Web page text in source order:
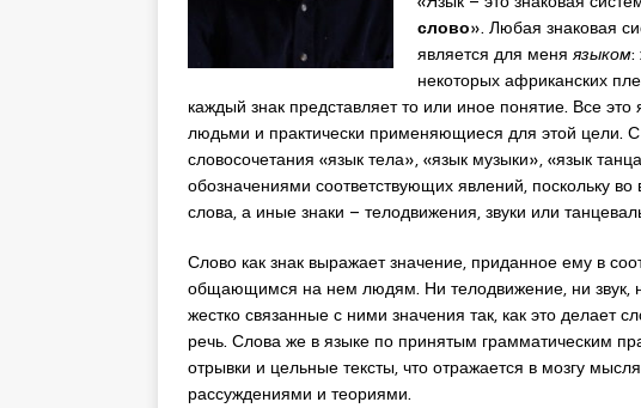
слово». Любая знаковая
является для меня языком:
некоторых африканских
каждый знак представляет то или иное понятие. Все
людьми и практически применяющиеся для этой цели.
словосочетания «язык тела», «язык музыки», «язык
обозначениями соответствующих явлений, поскольку
слова, а иные знаки – телодвижения, звуки или
Слово как знак выражает значение, приданное ему в
общающимся на нем людям. Ни телодвижение, ни звук,
жестко связанные с ними значения так, как это делает
речь. Слова же в языке по принятым грамматическим
отрывки и цельные тексты, что отражается в мозгу
рассуждениями и теориями.